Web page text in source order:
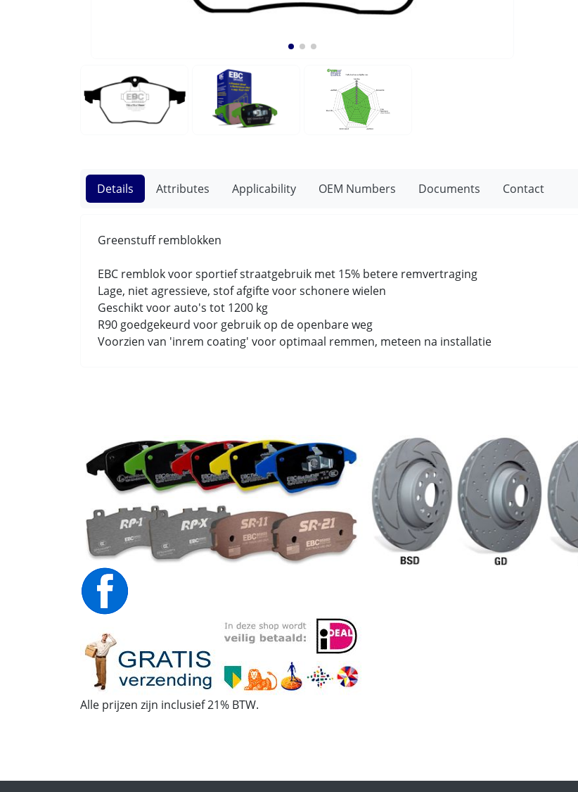
Details Attributes Applicability OEM Numbers Documents Contact
Greenstuff remblokken
EBC remblok voor sportief straatgebruik met 15% betere remvertraging
Lage, niet agressieve, stof afgifte voor schonere wielen
Geschikt voor auto's tot 1200 kg
R90 goedgekeurd voor gebruik op de openbare weg
Voorzien van 'inrem coating' voor optimaal remmen, meteen na installatie
Alle prijzen zijn inclusief 21% BTW.